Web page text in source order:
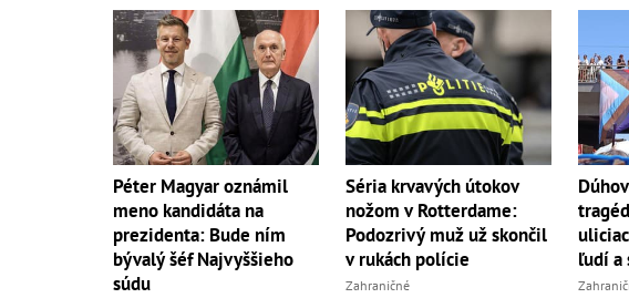
Péter Magyar oznámil
meno kandidáta na
prezidenta: Bude ním
bývalý šéf Najvyššieho
súdu
Séria krvavých útokov
nožom v Rotterdame:
Podozrivý muž už skončil
v rukách polície
Zahraničné
ľudí a